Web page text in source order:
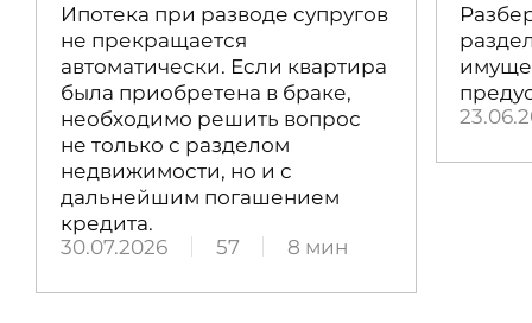
Ипотека при разводе супругов
не прекращается
автоматически. Если квартира
была приобретена в браке,
необходимо решить вопрос
не только с разделом
недвижимости, но и с
дальнейшим погашением
кредита.
30.07.2026
57 8 мин